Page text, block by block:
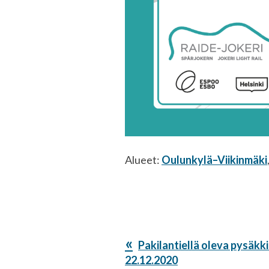
Alueet: Oulunkylä–Viikinmäki,
Edellinen
artikkeli:
Pakilantiellä oleva
22.12.2020